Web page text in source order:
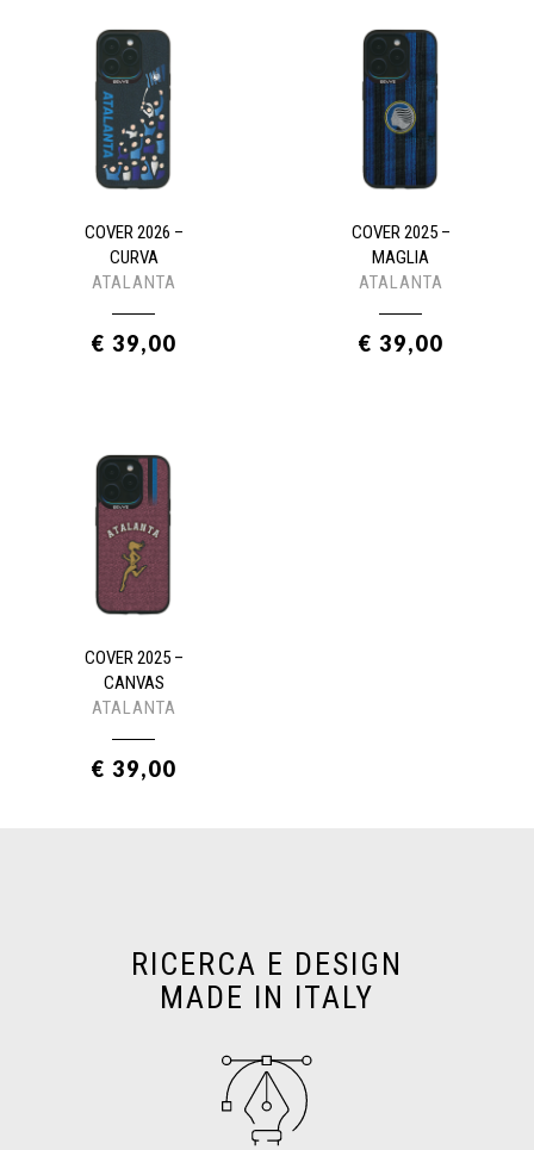
COVER 2026 –
CURVA
ATALANTA
€ 39,00
COVER 2025 –
MAGLIA
ATALANTA
€ 39,00
COVER 2025 –
CANVAS
ATALANTA
€ 39,00
RICERCA E DESIGN
MADE IN ITALY